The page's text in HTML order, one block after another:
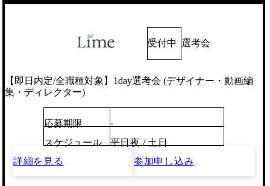
受付中 選考会
【即日内定/全職種対象】1day選考会 (デザイナー・動画編
集・ディレクター)
応募期限
-
スケジュール
平日夜 / 土日
詳細を見る
参加申し込み